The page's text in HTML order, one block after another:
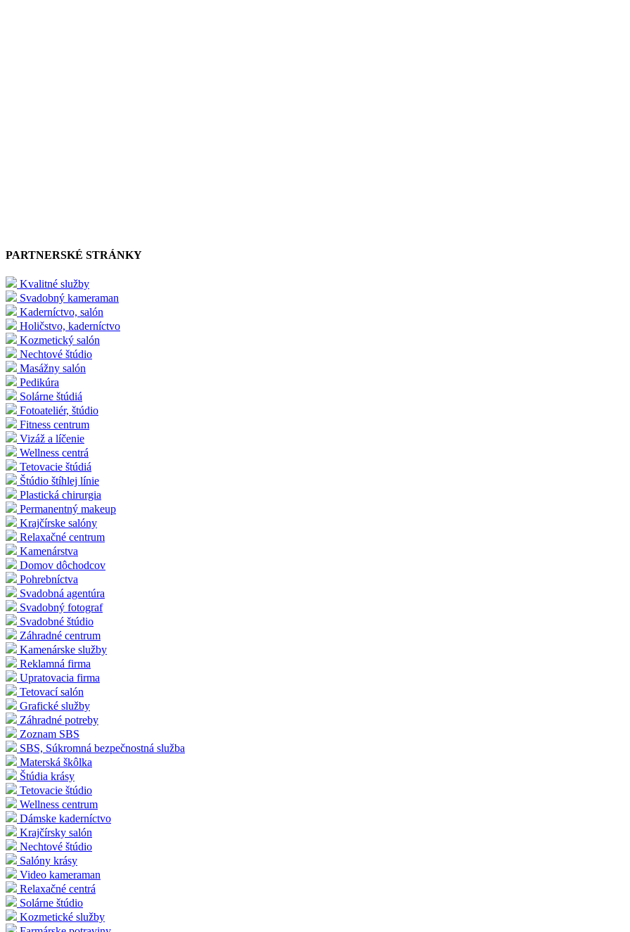
PARTNERSKÉ STRÁNKY
Kvalitné služby
Svadobný kameraman
Kaderníctvo, salón
Holičstvo, kaderníctvo
Kozmetický salón
Nechtové štúdio
Masážny salón
Pedikúra
Solárne štúdiá
Fotoateliér, štúdio
Fitness centrum
Vizáž a líčenie
Wellness centrá
Tetovacie štúdiá
Štúdio štíhlej línie
Plastická chirurgia
Permanentný makeup
Krajčírske salóny
Relaxačné centrum
Kamenárstva
Domov dôchodcov
Pohrebníctva
Svadobná agentúra
Svadobný fotograf
Svadobné štúdio
Záhradné centrum
Kamenárske služby
Reklamná firma
Upratovacia firma
Tetovací salón
Grafické služby
Záhradné potreby
Zoznam SBS
SBS, Súkromná bezpečnostná služba
Materská škôlka
Štúdia krásy
Tetovacie štúdio
Wellness centrum
Dámske kaderníctvo
Krajčírsky salón
Nechtové štúdio
Salóny krásy
Video kameraman
Relaxačné centrá
Solárne štúdio
Kozmetické služby